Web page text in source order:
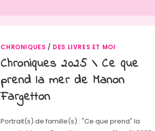
CHRONIQUES / DES LIVRES ET MOI
Chroniques 2025 \ Ce que
prend la mer de Manon
Fargetton
Portrait(s) de famille(s) : "Ce que prend" la